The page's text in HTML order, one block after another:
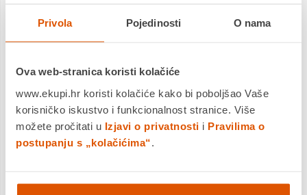
Privola Pojedinosti O nama
Ova web-stranica koristi kolačiće
www.ekupi.hr koristi kolačiće kako bi poboljšao Vaše
korisničko iskustvo i funkcionalnost stranice. Više
možete pročitati u Izjavi o privatnosti i Pravilima o
postupanju s „kolačićima“
10.08.2026